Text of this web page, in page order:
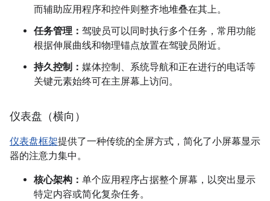
而辅助应用程序和控件则整齐地堆叠在其上。
任务管理： 驾驶员可以同时执行多个任务，常用功能
根据伸展曲线和物理锚点放置在驾驶员附近。
持久控制： 媒体控制、系统导航和正在进行的电话等
关键元素始终可在主屏幕上访问。
仪表盘（横向）
仪表盘框架提供了一种传统的全屏方式，简化了小屏幕显示
器的注意力集中。
核心架构： 单个应用程序占据整个屏幕，以突出显示
特定内容或简化复杂任务。